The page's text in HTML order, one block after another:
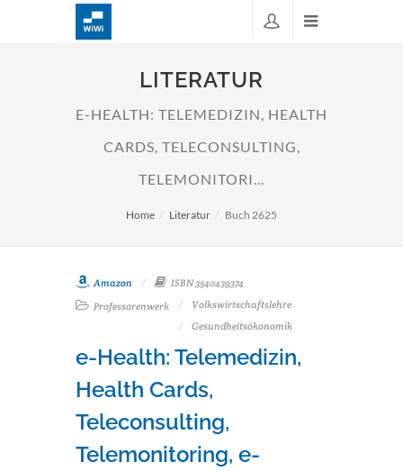
LITERATUR
E-HEALTH: TELEMEDIZIN, HEALTH
CARDS, TELECONSULTING,
TELEMONITORI...
Home Literatur Buch 2625
Amazon
ISBN 3540439374
Professorenwerk
Volkswirtschaftslehre
Gesundheitsökonomik
e-Health: Telemedizin,
Health Cards,
Teleconsulting,
Telemonitoring, e-